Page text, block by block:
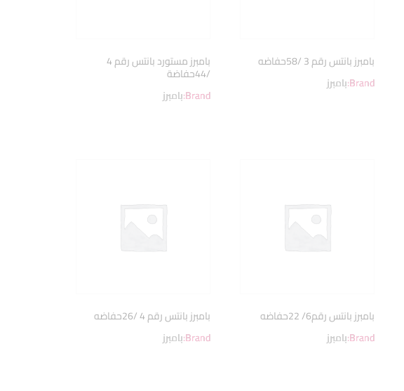
بامبرز بانتس رقم 3 /58حفاضه
Brand:بامبرز
بامبرز مستورد بانتس رقم 4
/44حفاضة
Brand:بامبرز
بامبرز بانتس رقم6/ 22حفاضه
Brand:بامبرز
بامبرز بانتس رقم 4 /26حفاضه
Brand:بامبرز